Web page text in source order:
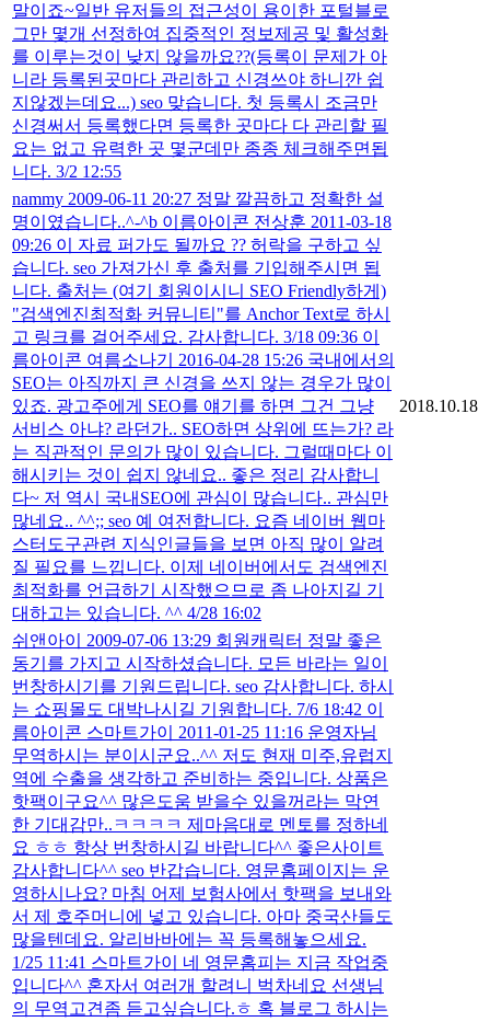
말이죠~일반 유저들의 접근성이 용이한 포털블로
그만 몇개 선정하여 집중적인 정보제공 및 활성화
를 이루는것이 낮지 않을까요??(등록이 문제가 아
니라 등록된곳마다 관리하고 신경쓰야 하니깐 쉽
지않겠는데요...) seo 맞습니다. 첫 등록시 조금만
신경써서 등록했다면 등록한 곳마다 다 관리할 필
요는 없고 유력한 곳 몇군데만 종종 체크해주면됩
니다. 3/2 12:55
nammy 2009-06-11 20:27 정말 깔끔하고 정확한 설
명이였습니다..^-^b 이름아이콘 전상훈 2011-03-18
09:26 이 자료 퍼가도 될까요 ?? 허락을 구하고 싶
습니다. seo 가져가신 후 출처를 기입해주시면 됩
니다. 출처는 (여기 회원이시니 SEO Friendly하게)
"검색엔진최적화 커뮤니티"를 Anchor Text로 하시
고 링크를 걸어주세요. 감사합니다. 3/18 09:36 이
름아이콘 여름소나기 2016-04-28 15:26 국내에서의
SEO는 아직까지 큰 신경을 쓰지 않는 경우가 많이
있죠. 광고주에게 SEO를 얘기를 하면 그건 그냥
서비스 아냐? 라던가.. SEO하면 상위에 뜨는가? 라
는 직관적인 문의가 많이 있습니다. 그럴때마다 이
해시키는 것이 쉽지 않네요.. 좋은 정리 감사합니
다~ 저 역시 국내SEO에 관심이 많습니다.. 관심만
많네요.. ^^;; seo 예 여전합니다. 요즘 네이버 웹마
스터도구관련 지식인글들을 보면 아직 많이 알려
질 필요를 느낍니다. 이제 네이버에서도 검색엔진
최적화를 언급하기 시작했으므로 좀 나아지길 기
대하고는 있습니다. ^^ 4/28 16:02
2018.10.18
쉬앤아이 2009-07-06 13:29 회원캐릭터 정말 좋은
동기를 가지고 시작하셨습니다. 모든 바라는 일이
번창하시기를 기원드립니다. seo 감사합니다. 하시
는 쇼핑몰도 대박나시길 기원합니다. 7/6 18:42 이
름아이콘 스마트가이 2011-01-25 11:16 운영자님
무역하시는 분이시군요..^^ 저도 현재 미주,유럽지
역에 수출을 생각하고 준비하는 중입니다. 상품은
핫팩이구요^^ 많은도움 받을수 있을꺼라는 막연
한 기대감만..ㅋㅋㅋㅋ 제마음대로 멘토를 정하네
요 ㅎㅎ 항상 번창하시길 바랍니다^^ 좋은사이트
감사합니다^^ seo 반갑습니다. 영문홈페이지는 운
영하시나요? 마침 어제 보험사에서 핫팩을 보내와
서 제 호주머니에 넣고 있습니다. 아마 중국산들도
많을텐데요. 알리바바에는 꼭 등록해놓으세요.
1/25 11:41 스마트가이 네 영문홈피는 지금 작업중
입니다^^ 혼자서 여러개 할려니 벅차네요 선생님
의 무역고견좀 듣고싶습니다.ㅎ 혹 블로그 하시는